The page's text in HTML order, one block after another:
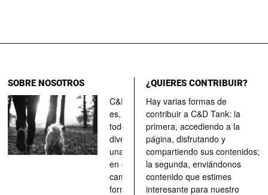
SOBRE NOSOTROS
C&D Tank
es, ante
todo, un
divertimento,
una parada
en el
camino, una
forma de
¿QUIERES CONTRIBUIR?
Hay varias formas de
contribuir a C&D Tank: la
primera, accediendo a la
página, disfrutando y
compartiendo sus contenidos;
la segunda, enviándonos
contenido que estimes
interesante para nuestro